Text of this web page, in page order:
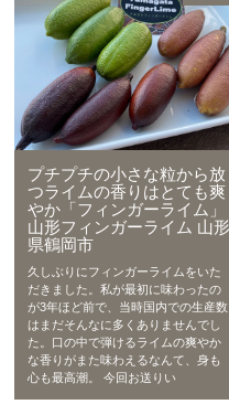
プチプチの小さな粒から放
つライムの香りはとても爽
やか「フィンガーライム」
山形フィンガーライム 山形
県鶴岡市
久しぶりにフィンガーライムをいた
だきました。私が最初に味わったの
が3年ほど前で、当時国内での生産数
はまだそんなに多くありませんでし
た。口の中で弾けるライムの爽やか
な香りがまた味わえるなんて、身も
心も最高潮。 今回お送りい